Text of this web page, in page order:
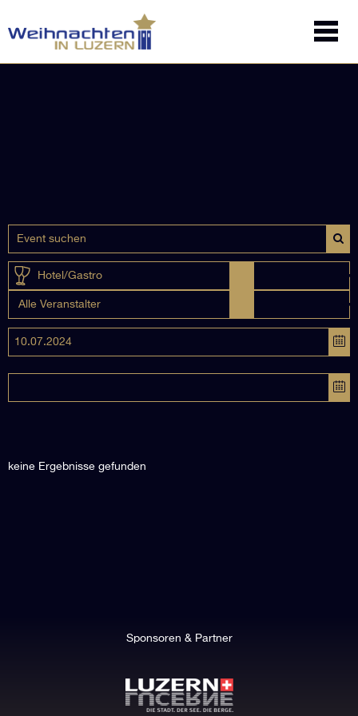
Hotel/Gastro
Alle Veranstalter
keine Ergebnisse gefunden
Sponsoren & Partner